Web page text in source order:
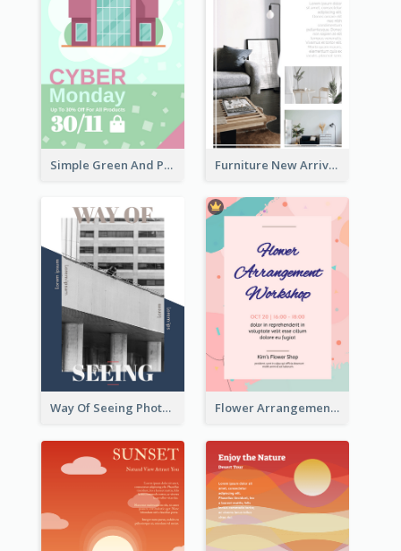
Simple Green And Purple Cyber Monday Flyer Furniture New Arrivals Flyer
Way Of Seeing Photography Flyer Flower Arrangement Workshop Flyer